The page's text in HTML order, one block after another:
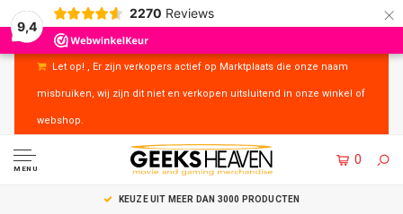
9,4
2270 Reviews ×
Let op! , Er zijn verkopers actief op Marktplaats die onze naam
misbruiken, wij zijn dit niet en verkopen uitsluitend in onze winkel of
webshop.
MENU
0
UITSTEKENDE KLANTENSERVICE